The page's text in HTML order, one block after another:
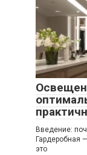
Введение:
Гардеробная
это